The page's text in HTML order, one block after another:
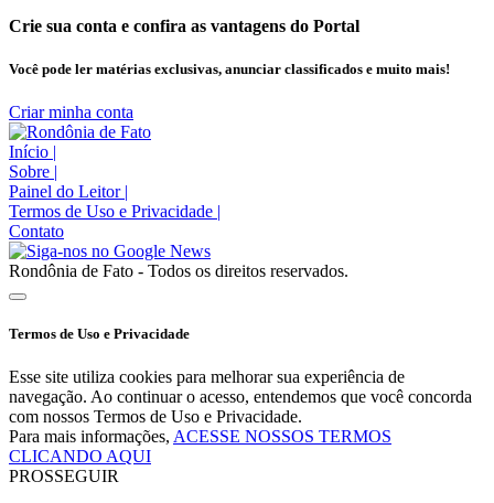
Crie sua conta e confira as vantagens do Portal
Você pode ler matérias exclusivas, anunciar classificados e muito mais!
Criar minha conta
Início |
Sobre |
Painel do Leitor |
Termos de Uso e Privacidade |
Contato
Rondônia de Fato - Todos os direitos reservados.
Termos de Uso e Privacidade
Esse site utiliza cookies para melhorar sua experiência de
navegação. Ao continuar o acesso, entendemos que você concorda
com nossos Termos de Uso e Privacidade.
Para mais informações, ACESSE NOSSOS TERMOS
CLICANDO AQUI
PROSSEGUIR